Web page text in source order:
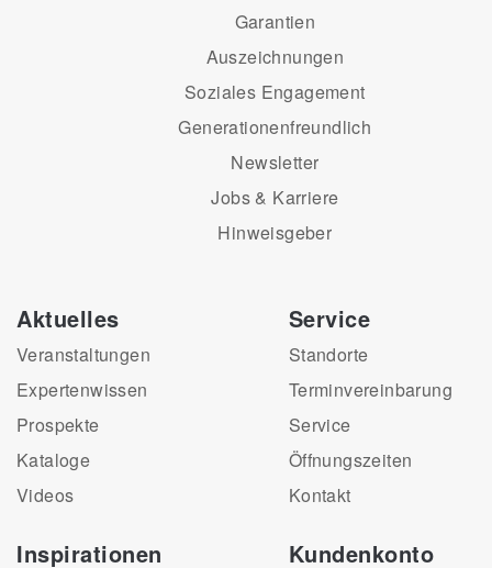
Garantien
Auszeichnungen
Soziales Engagement
Generationenfreundlich
Newsletter
Jobs & Karriere
Hinweisgeber
Aktuelles
Veranstaltungen
Expertenwissen
Prospekte
Kataloge
Videos
Inspirationen
Service
Standorte
Terminvereinbarung
Service
Öffnungszeiten
Kontakt
Kundenkonto